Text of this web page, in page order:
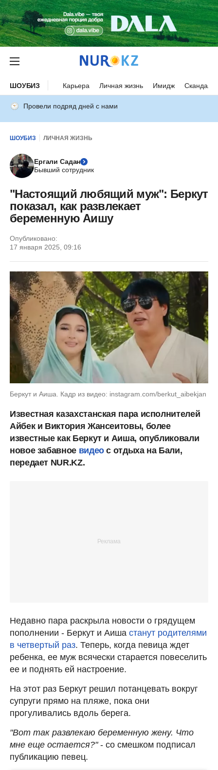
ШОУБИЗ Карьера Личная жизнь Имидж Скандалы
Провели подряд дней с нами
ШОУБИЗ ЛИЧНАЯ ЖИЗНЬ
Ергали Садан
Бывший сотрудник
"Настоящий любящий муж": Беркут
показал, как развлекает
беременную Аишу
Опубликовано:
17 января 2025, 09:16
Беркут и Аиша. Кадр из видео: instagram.com/berkut_aibekjan
Известная казахстанская пара исполнителей
Айбек и Виктория Жансеитовы, более
известные как Беркут и Аиша, опубликовали
новое забавное видеос отдыха на Бали,
передает NUR.KZ.
Недавно пара раскрыла новости о грядущем
пополнении - Беркут и Аиша станут родителями
в четвертый раз. Теперь, когда певица ждет
ребенка, ее муж всячески старается повеселить
ее и поднять ей настроение.
На этот раз Беркут решил потанцевать вокруг
супруги прямо на пляже, пока они
прогуливались вдоль берега.
"Вот так развлекаю беременную жену. Что
мне еще остается?"- со смешком подписал
публикацию певец.